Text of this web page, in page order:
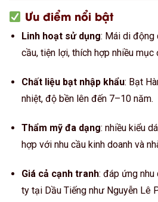
Ưu điểm nổi bật
Linh hoạt sử dụng: Mái di động
cầu, tiện lợi, thích hợp nhiều
Chất liệu bạt nhập khẩu: Bạt
nhiệt, độ bền lên đến 7–10 năm.
Thẩm mỹ đa dạng: nhiều kiểu
hợp với nhu cầu kinh doanh và
Giá cả cạnh tranh: đáp ứng nhu
ty tại Dầu Tiếng như Nguyễn Lê